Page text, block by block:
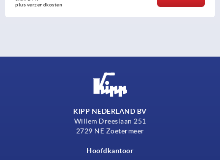
plus verzendkosten
KIPP NEDERLAND BV
Willem Dreeslaan 251
2729 NE Zoetermeer
Hoofdkantoor